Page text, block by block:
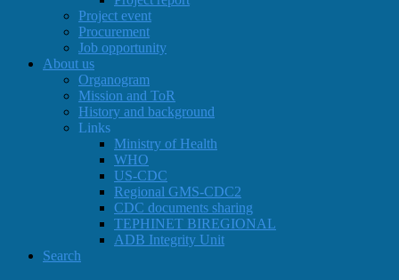
Project event
Procurement
Job opportunity
About us
Organogram
Mission and ToR
History and background
Links
Ministry of Health
WHO
US-CDC
Regional GMS-CDC2
CDC documents sharing
TEPHINET BIREGIONAL
ADB Integrity Unit
Search